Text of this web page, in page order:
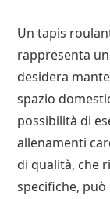
Un tapis
rappresenta
desidera
spazio
possibilità di
allenamenti
di qualità, che
specifiche,